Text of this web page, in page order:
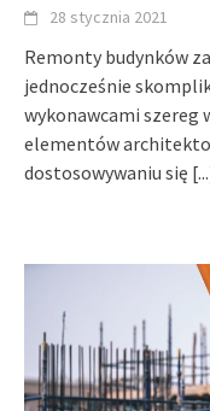
28 stycznia 2021
Remonty budynków
jednocześnie
wykonawcami szereg
elementów
dostosowywaniu się